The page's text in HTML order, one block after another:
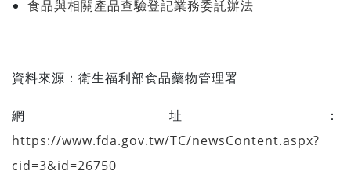
食品與相關產品查驗登記業務委託辦法
資料來源： 衛生福利部食品藥物管理署
網址：
https://www.fda.gov.tw/TC/newsContent.aspx?
cid=3&id=26750